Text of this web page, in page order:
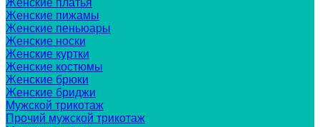
Женские платья
Женские пижамы
Женские пеньюары
Женские носки
Женские куртки
Женские костюмы
Женские брюки
Женские бриджи
Мужской трикотаж
Прочий мужской трикотаж